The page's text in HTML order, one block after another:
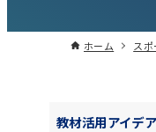
ホーム ス
教材活用アイデ